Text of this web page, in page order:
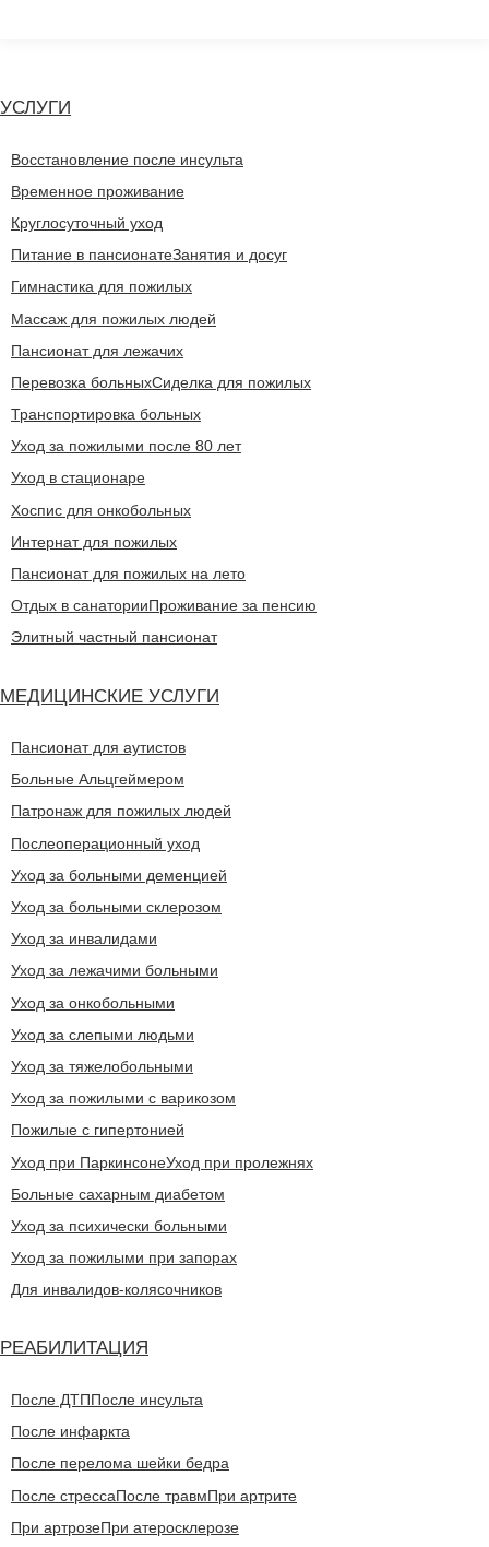
УСЛУГИ
Восстановление после инсульта
Временное проживание
Круглосуточный уход
Питание в пансионатеЗанятия и досуг
Гимнастика для пожилых
Массаж для пожилых людей
Пансионат для лежачих
Перевозка больныхСиделка для пожилых
Транспортировка больных
Уход за пожилыми после 80 лет
Уход в стационаре
Хоспис для онкобольных
Интернат для пожилых
Пансионат для пожилых на лето
Отдых в санаторииПроживание за пенсию
Элитный частный пансионат
МЕДИЦИНСКИЕ УСЛУГИ
Пансионат для аутистов
Больные Альцгеймером
Патронаж для пожилых людей
Послеоперационный уход
Уход за больными деменцией
Уход за больными склерозом
Уход за инвалидами
Уход за лежачими больными
Уход за онкобольными
Уход за слепыми людьми
Уход за тяжелобольными
Уход за пожилыми с варикозом
Пожилые с гипертонией
Уход при ПаркинсонеУход при пролежнях
Больные сахарным диабетом
Уход за психически больными
Уход за пожилыми при запорах
Для инвалидов-колясочников
РЕАБИЛИТАЦИЯ
После ДТППосле инсульта
После инфаркта
После перелома шейки бедра
После стрессаПосле травмПри артрите
При артрозеПри атеросклерозе